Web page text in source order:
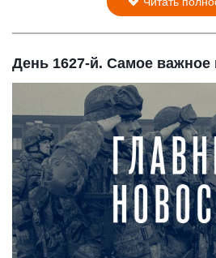
День 1627-й. Самое важное